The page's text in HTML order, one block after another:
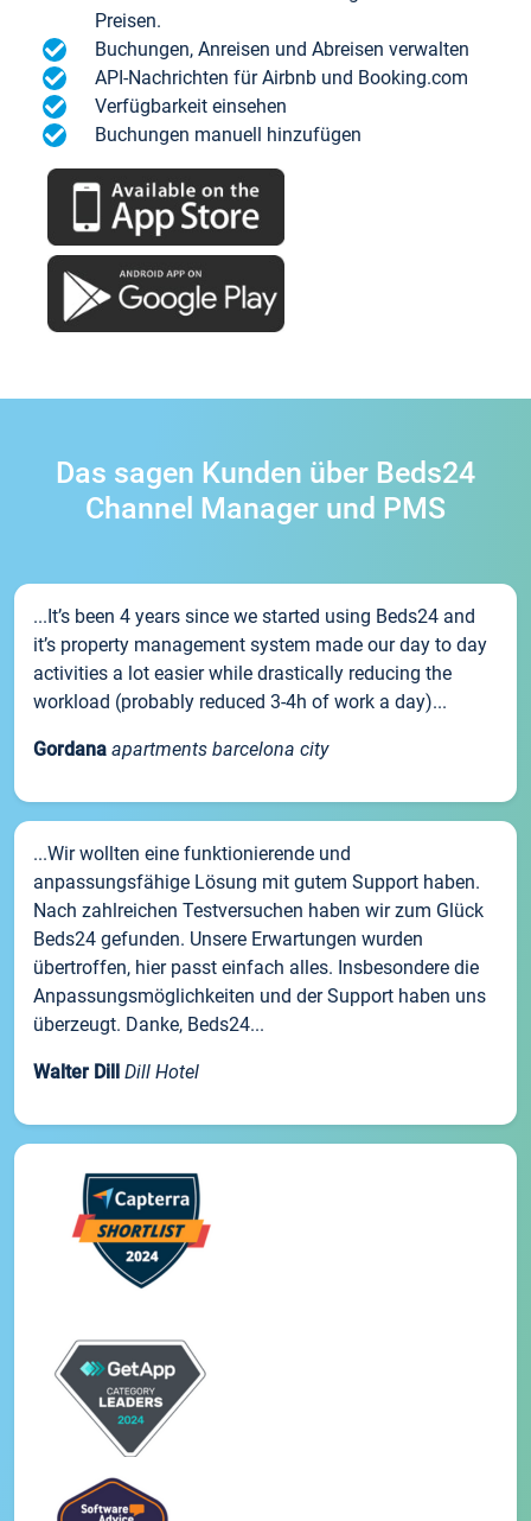
Preisen.
Buchungen, Anreisen und Abreisen verwalten
API-Nachrichten für Airbnb und Booking.com
Verfügbarkeit einsehen
Buchungen manuell hinzufügen
Das sagen Kunden über Beds24
Channel Manager und PMS
...It’s been 4 years since we started using Beds24 and
it’s property management system made our day to day
activities a lot easier while drastically reducing the
workload (probably reduced 3-4h of work a day)...
Gordana apartments barcelona city
...Wir wollten eine funktionierende und
anpassungsfähige Lösung mit gutem Support haben.
Nach zahlreichen Testversuchen haben wir zum Glück
Beds24 gefunden. Unsere Erwartungen wurden
übertroffen, hier passt einfach alles. Insbesondere die
Anpassungsmöglichkeiten und der Support haben uns
überzeugt. Danke, Beds24...
Walter Dill Dill Hotel